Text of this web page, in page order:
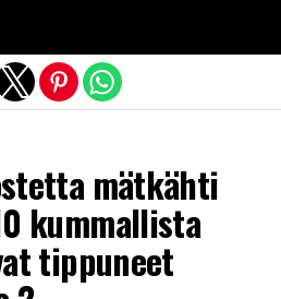
mätkähti
kummallista
tippuneet
version